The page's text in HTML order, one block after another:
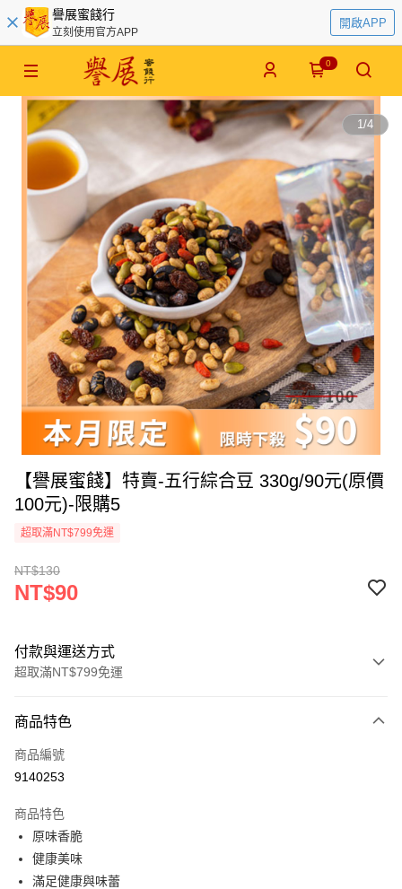
譽展蜜餞行
立刻使用官方APP
開啟APP
0
1/4
【譽展蜜餞】特賣-五行綜合豆 330g/90元(原價
100元)-限購5
超取滿NT$799免運
NT$130
NT$90
付款與運送方式
超取滿NT$799免運
信用卡一次付款
超商取貨付款
Apple Pay
街口支付
商品特色
商品編號
9140253
商品特色
原味香脆
健康美味
滿足健康與味蕾